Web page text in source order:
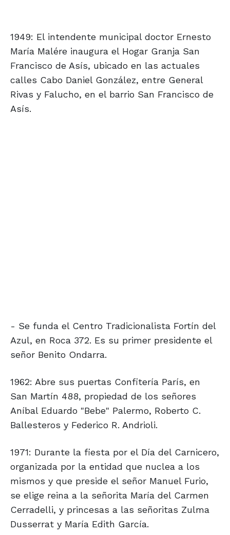
1949: El intendente municipal doctor Ernesto
María Malére inaugura el Hogar Granja San
Francisco de Asís, ubicado en las actuales
calles Cabo Daniel González, entre General
Rivas y Falucho, en el barrio San Francisco de
Asís.
- Se funda el Centro Tradicionalista Fortín del
Azul, en Roca 372. Es su primer presidente el
señor Benito Ondarra.
1962: Abre sus puertas Confitería París, en
San Martín 488, propiedad de los señores
Aníbal Eduardo "Bebe" Palermo, Roberto C.
Ballesteros y Federico R. Andrioli.
1971: Durante la fiesta por el Día del Carnicero,
organizada por la entidad que nuclea a los
mismos y que preside el señor Manuel Furio,
se elige reina a la señorita María del Carmen
Cerradelli, y princesas a las señoritas Zulma
Dusserrat y María Edith García.